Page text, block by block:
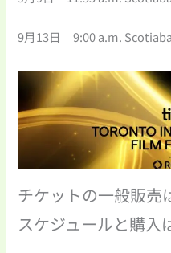
9月13日 9:00 a.m.
チケットの一般販売
スケジュールと購入